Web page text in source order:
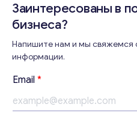
Заинтересованы в
бизнеса?
Напишите нам и мы свяжемся
информации.
Email *